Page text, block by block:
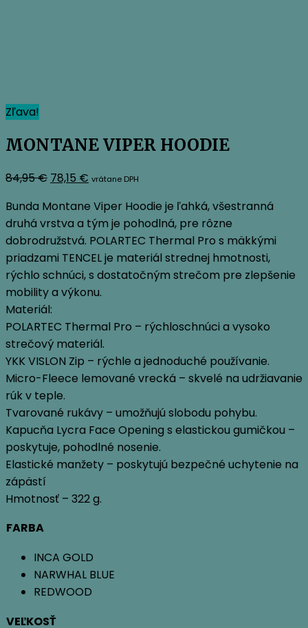
Zľava!
MONTANE VIPER HOODIE
84,95€ Pôvodná
bola:
84,95 €.
78,15 € Aktuálna
je:
78,15 €.
vrátane DPH
Bunda Montane Viper Hoodie je ľahká, všestranná
druhá vrstva a tým je pohodlná, pre rôzne
dobrodružstvá. POLARTEC Thermal Pro s mäkkými
priadzami TENCEL je materiál strednej hmotnosti,
rýchlo schnúci, s dostatočným strečom pre zlepšenie
mobility a výkonu.
Materiál:
POLARTEC Thermal Pro – rýchloschnúci a vysoko
strečový materiál.
YKK VISLON Zip – rýchle a jednoduché používanie.
Micro-Fleece lemované vrecká – skvelé na udržiavanie
rúk v teple.
Tvarované rukávy – umožňujú slobodu pohybu.
Kapucňa Lycra Face Opening s elastickou gumičkou –
poskytuje, pohodlné nosenie.
Elastické manžety – poskytujú bezpečné uchytenie na
zápästí
Hmotnosť – 322 g.
FARBA
INCA GOLD
NARWHAL BLUE
REDWOOD
VEĽKOSŤ